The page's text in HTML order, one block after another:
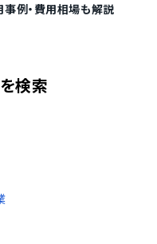
例・費用相場も解説
検索